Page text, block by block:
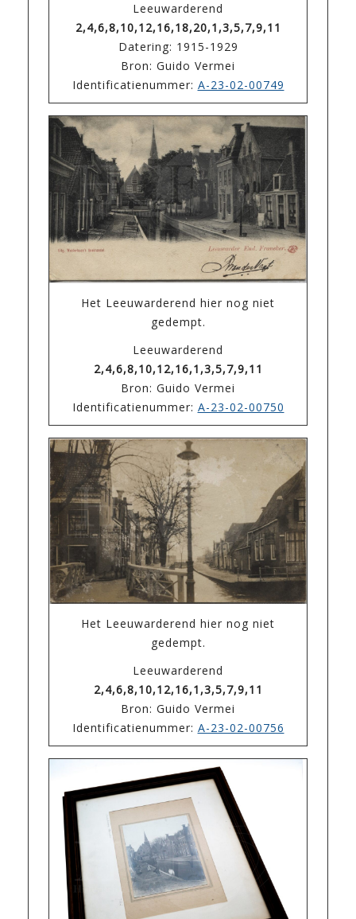
Leeuwarderend
2,4,6,8,10,12,16,18,20,1,3,5,7,9,11
Datering: 1915-1929
Bron: Guido Vermei
Identificatienummer: A-23-02-00749
Het Leeuwarderend hier nog niet
gedempt.
Leeuwarderend
2,4,6,8,10,12,16,1,3,5,7,9,11
Bron: Guido Vermei
Identificatienummer: A-23-02-00750
Het Leeuwarderend hier nog niet
gedempt.
Leeuwarderend
2,4,6,8,10,12,16,1,3,5,7,9,11
Bron: Guido Vermei
Identificatienummer: A-23-02-00756